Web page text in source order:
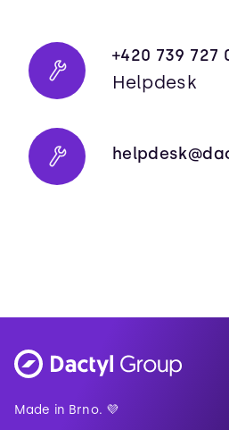
+420 739 727
Helpdesk
Made in Brno. 💜